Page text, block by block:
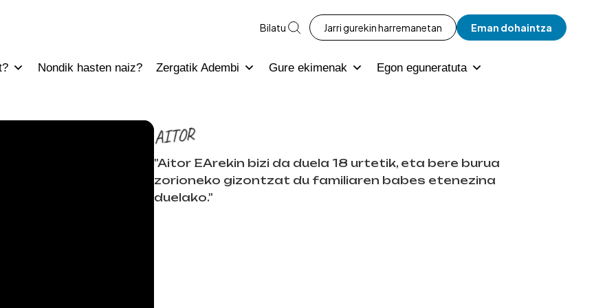
Bilatu Jarri gurekin harremanetan Eman dohaintza
Nondik hasten naiz? Zergatik Adembi Gure ekimenak Egon eguneratuta
AITOR
"Aitor EArekin bizi da duela 18 urtetik, eta bere burua
zorioneko gizontzat du familiaren babes etenezina
duelako."